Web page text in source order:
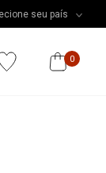
seu país
0